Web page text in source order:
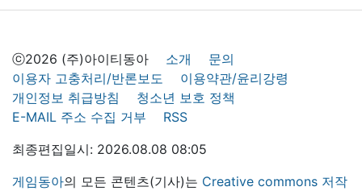
ⓒ2026 (주)아이티동아 소개
문의
이용자 고충처리/반론보도
이용약관/윤리강령
개인정보 취급방침
청소년 보호 정책
E-MAIL 주소 수집 거부
RSS
최종편집일시: 2026.08.08 08:05
게임동아의 모든 콘텐츠(기사)는 Creative commons 저작